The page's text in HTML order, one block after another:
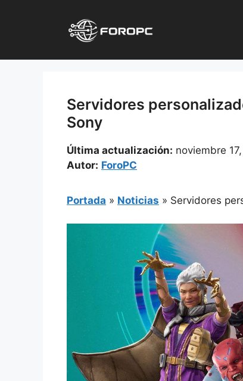
Servidores
Sony
Última actualización: noviembre
Autor: ForoPC
Portada » Noticias » Servidores